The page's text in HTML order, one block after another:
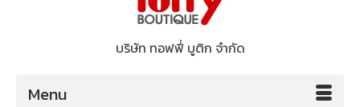
บริษัท ทอฟฟี่ บูติก จำกัด
Menu